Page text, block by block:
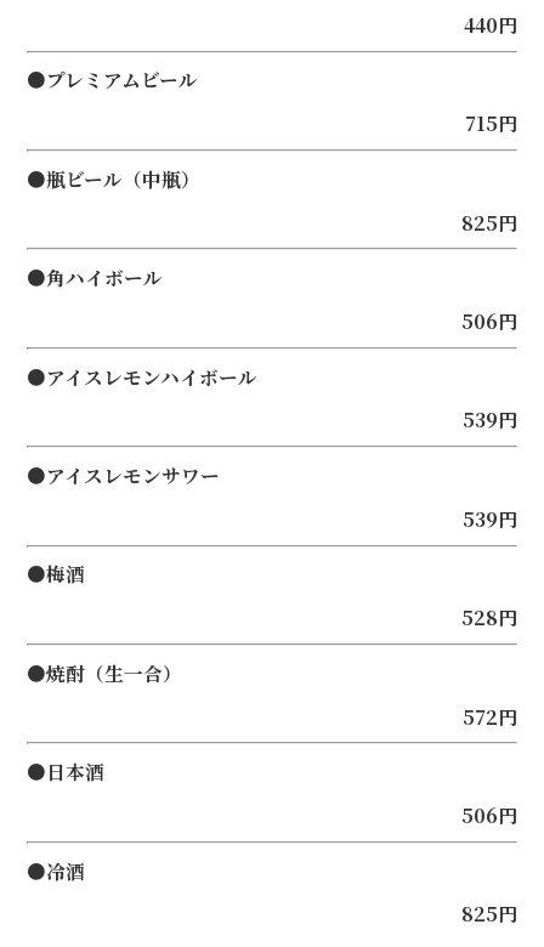
440円
●プレミアムビール
715円
●瓶ビール（中瓶）
825円
●角ハイボール
506円
●アイスレモンハイボール
539円
●アイスレモンサワー
539円
●梅酒
528円
●焼酎（生一合）
572円
●日本酒
506円
●冷酒
825円